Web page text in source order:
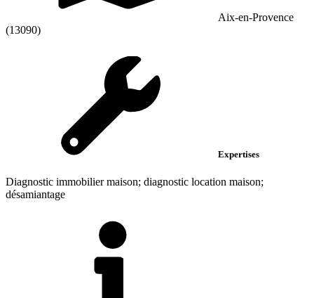
Aix-en-Provence
(13090)
Expertises
Diagnostic immobilier maison; diagnostic location maison;
désamiantage